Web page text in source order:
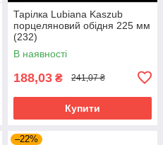
Тарілка Lubiana Kaszub
порцеляновий обідня 225 мм
(232)
В наявності
188,03 ₴ 241,07 ₴
Купити
–22%